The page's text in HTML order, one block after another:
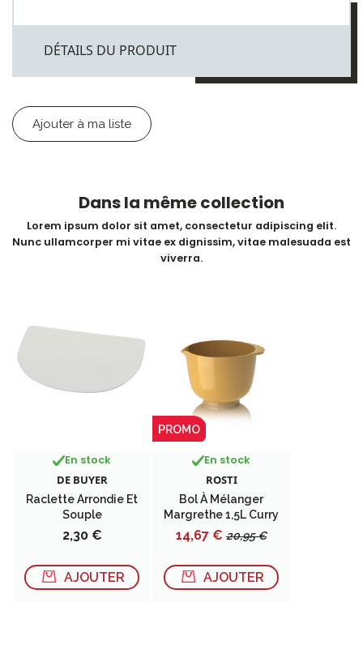
DÉTAILS DU PRODUIT
Ajouter à ma liste
Dans la même collection
Lorem ipsum dolor sit amet, consectetur adipiscing elit.
Nunc ullamcorper mi vitae ex dignissim, vitae malesuada est
viverra.
En stock
DE BUYER
Raclette Arrondie Et
Souple
Prix
2,30 €
AJOUTER
En stock
ROSTI
Bol À Mélanger
Margrethe 1,5L Curry
Prix
14,67 € Prix
base
20,95 €
AJOUTER
PROMO